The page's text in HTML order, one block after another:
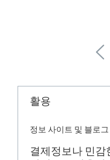
활용
정보 사이트 및 블로그
결제정보나 민감